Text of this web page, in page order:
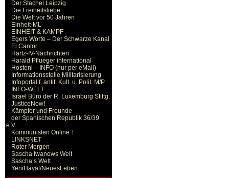
Der Stachel Leipzig
Die Freiheitsliebe
Die Welt vor 50 Jahren
Einheit-ML
EINHEIT & KAMPF
Egers Worte – Der Schwarze Kanal
El Cantor
Hartz-IV-Nachrichten
Harald Pflueger international
Hosteni – INFO (nur per eMail)
Informationsstelle Militarisierung
Infoportal f. antif. Kult. u. Polit. M/P
INFO-WELT
Israel Büro der R. Luxemburg Stiftg.
JusticeNow!
Kämpfer und Freunde
der Spanischen Republik 36/39
e.V.
Kommunisten Online †
LINKSNET
Roter Morgen
Sascha Iwanows Welt
Sascha’s Welt
YeniHayat/NeuesLeben